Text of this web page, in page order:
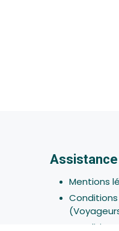
Assistance
Mentions